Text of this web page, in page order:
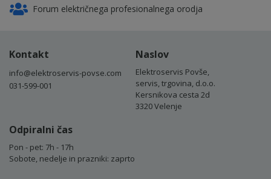
Forum električnega profesionalnega orodja
Kontakt
info@elektroservis-povse.com
031-599-001
Naslov
Elektroservis Povše,
servis, trgovina, d.o.o.
Kersnikova cesta 2d
3320 Velenje
Odpiralni čas
Pon - pet: 7h - 17h
Sobote, nedelje in prazniki: zaprto